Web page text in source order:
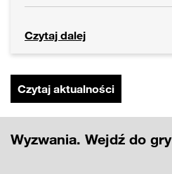
Czytaj dalej
Czytaj aktualności
Wyzwania. Wejdź do gry